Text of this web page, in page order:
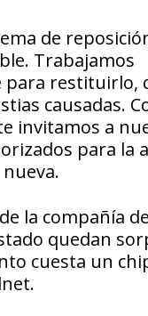
de
Trabajamos
para restituirlo,
causadas.
invitamos a
para la
la compañía
quedan
cuesta un